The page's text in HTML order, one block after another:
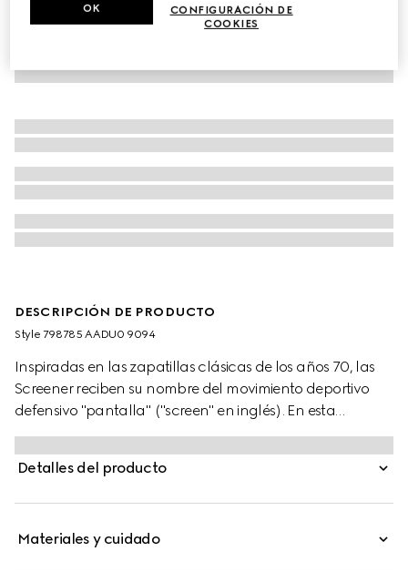
DESCRIPCIÓN DE PRODUCTO
Style ‎798785 AADU0 9094
Inspiradas en las zapatillas clásicas de los años 70, las
Screener reciben su nombre del movimiento deportivo
defensivo "pantalla" ("screen" en inglés). En esta
ocasión, el emblemático estilo está confeccionado en
piel blanca con una inserción de piel con GG en relieve.
Detalles del producto
Materiales y cuidado
CONFIGURACIÓN DE
COOKIES
OK